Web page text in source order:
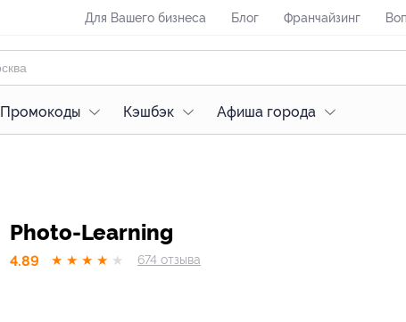
Для Вашего бизнеса Блог Франчайзинг
Промокоды Кэшбэк Афиша города
Photo-Learning
4.89 ★ ★ ★ ★ ★ 674 отзывa